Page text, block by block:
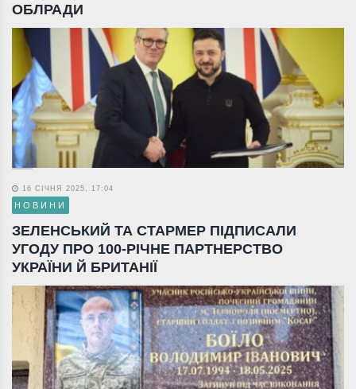
ОБЛРАДИ
16 СІЧНЯ 2025, 17:04
НОВИНИ
ЗЕЛЕНСЬКИЙ ТА СТАРМЕР ПІДПИСАЛИ
УГОДУ ПРО 100-РІЧНЕ ПАРТНЕРСТВО
УКРАЇНИ Й БРИТАНІЇ